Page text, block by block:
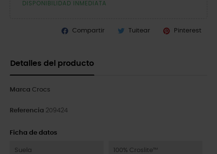
DISPONIBILIDAD INMEDIATA
Compartir Tuitear Pinterest
Detalles del producto
Marca Crocs
Referencia 209424
Ficha de datos
Suela 100% Croslite™